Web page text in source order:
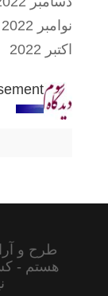
نوامبر 2022
اکتبر 2022
طرح و
هستم -